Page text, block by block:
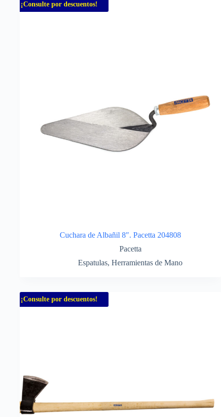
¡Consulte por descuentos!
Cuchara de Albañil 8″. Pacetta 204808
Pacetta
Espatulas, Herramientas de Mano
¡Consulte por descuentos!